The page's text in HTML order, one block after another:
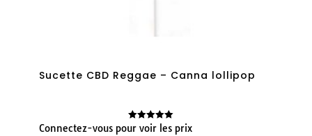
Sucette CBD Reggae – Canna lollipop
Note
Connectez-vous pour voir les prix